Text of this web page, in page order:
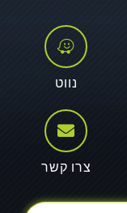
נווט
צרו קשר